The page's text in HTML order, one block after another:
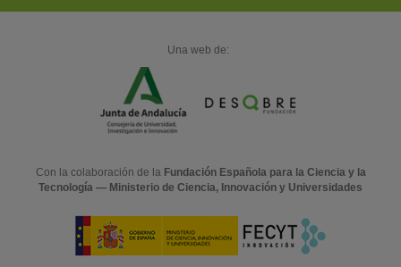
Una web de:
Con la colaboración de la Fundación Española para la Ciencia y la
Tecnología — Ministerio de Ciencia, Innovación y Universidades